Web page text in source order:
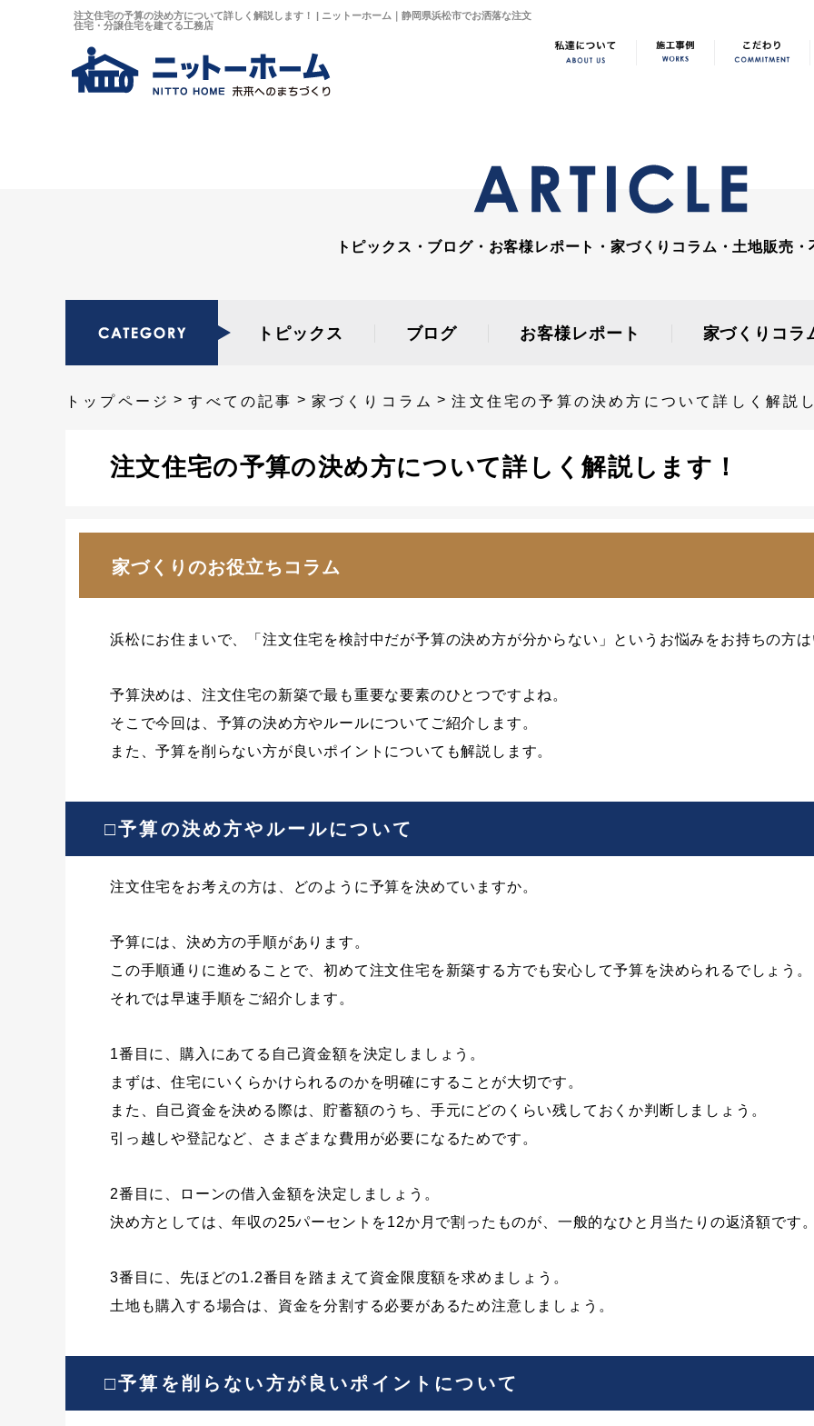
注文住宅の予算の決め方について詳しく解説します！ | ニットーホーム｜静岡県浜松市でお洒落な注文
住宅・分譲住宅を建てる工務店
トピックス・ブログ・お客様レポート・家づくりコラム・土地販売・
トピックス ブログ お客様レポート 家づくりコラ
トップページ すべての記事 家づくりコラム 注文住宅の予算の決め方について詳しく解説
注文住宅の予算の決め方について詳しく解説します！
家づくりのお役立ちコラム
浜松にお住まいで、「注文住宅を検討中だが予算の決め方が分からない」というお悩みをお持ちの方
予算決めは、注文住宅の新築で最も重要な要素のひとつですよね。
そこで今回は、予算の決め方やルールについてご紹介します。
また、予算を削らない方が良いポイントについても解説します。
□予算の決め方やルールについて
注文住宅をお考えの方は、どのように予算を決めていますか。
予算には、決め方の手順があります。
この手順通りに進めることで、初めて注文住宅を新築する方でも安心して予算を決められるでしょう。
それでは早速手順をご紹介します。
1番目に、購入にあてる自己資金額を決定しましょう。
まずは、住宅にいくらかけられるのかを明確にすることが大切です。
また、自己資金を決める際は、貯蓄額のうち、手元にどのくらい残しておくか判断しましょう。
引っ越しや登記など、さまざまな費用が必要になるためです。
2番目に、ローンの借入金額を決定しましょう。
決め方としては、年収の25パーセントを12か月で割ったものが、一般的なひと月当たりの返済額です
3番目に、先ほどの1.2番目を踏まえて資金限度額を求めましょう。
土地も購入する場合は、資金を分割する必要があるため注意しましょう。
□予算を削らない方が良いポイントについて